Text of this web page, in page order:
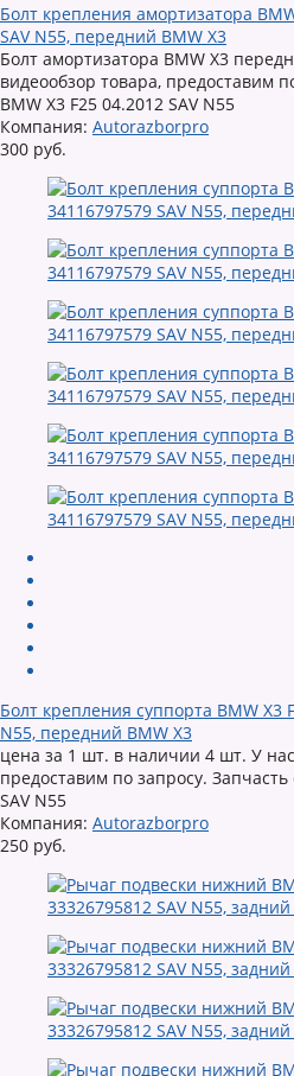
Болт крепления амортизатора
SAV N55, передний BMW X3
Болт амортизатора BMW X3
видеообзор товара, предоставим
BMW X3 F25 04.2012 SAV N55
Компания: Autorazborpro
300 руб.
Болт крепления суппорта BMW X3
N55, передний BMW X3
цена за 1 шт. в наличии 4 шт. У
предоставим по запросу. Запчасть
SAV N55
Компания: Autorazborpro
250 руб.